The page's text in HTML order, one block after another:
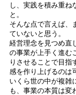
し、実践を積み重ね
と。
そんな点で言えば、
ていないと思う。
経営理念を見つめ直
の事業が上手く進む
りさせることで目指
感を作り上げるのは
いくら世の中が複雑
も、事業の本質は変